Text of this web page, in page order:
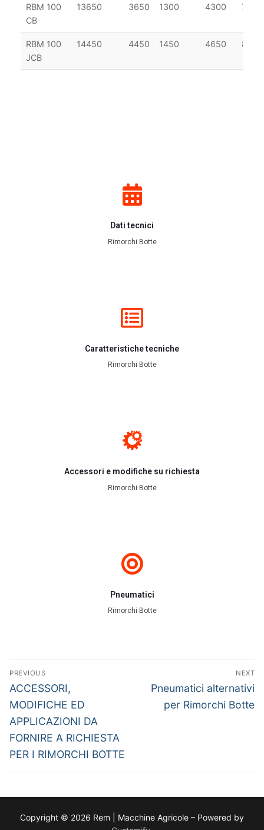
RBM 100
CB
13650 3650 1300 4300 780
RBM 100
JCB
14450 4450 1450 4650 830
Dati tecnici
Rimorchi Botte
Caratteristiche tecniche
Rimorchi Botte
Accessori e modifiche su richiesta
Rimorchi Botte
Pneumatici
Rimorchi Botte
PREVIOUS
ACCESSORI,
MODIFICHE ED
APPLICAZIONI DA
FORNIRE A RICHIESTA
PER I RIMORCHI BOTTE
NEXT
Pneumatici alternativi
per Rimorchi Botte
Copyright © 2026 Rem | Macchine Agricole – Powered by